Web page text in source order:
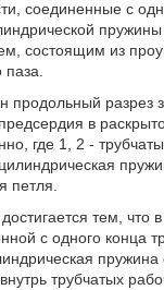
соединенные с
пружины
состоящим из
продольный разрез
в
где 1, 2 -
петля.
тем, что
с одного конца
пружина
трубчатых